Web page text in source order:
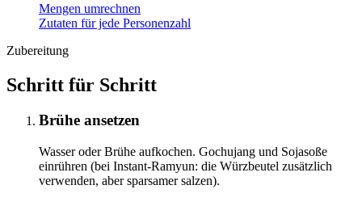
Mengen umrechnen
Zutaten für jede Personenzahl
Zubereitung
Schritt für Schritt
Brühe ansetzen
Wasser oder Brühe aufkochen. Gochujang und Sojasoße
einrühren (bei Instant-Ramyun: die Würzbeutel zusätzlich
verwenden, aber sparsamer salzen).